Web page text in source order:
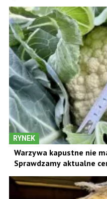
RYNEK
Warzywa kapustne nie
Sprawdzamy aktualne